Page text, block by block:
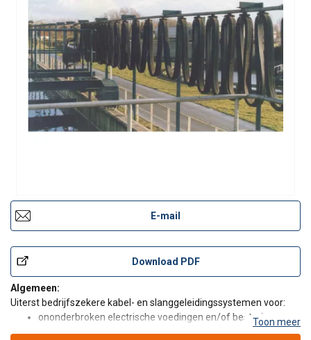
E-mail
Download PDF
Algemeen:
Uiterst bedrijfszekere kabel- en slanggeleidingssystemen voor:
ononderbroken electrische voedingen en/of besturingen
van bewegende stroomverbruikers zoals kranen, takels en
Toon meer